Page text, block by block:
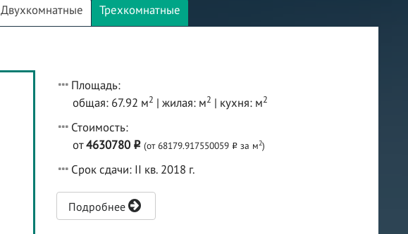
Двухкомнатные Трехкомнатные
Площадь:
общая: 67.92 м2 | жилая: м2 | кухня: м2
Стоимость:
от4630780 o (от 68179.917550059 oза м2)
Срок сдачи: II кв. 2018 г.
Подробнее